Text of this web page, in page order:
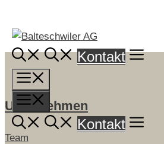
zum
Inhalt
Kontakt
Menü
Kontakt
Unternehmen
Team